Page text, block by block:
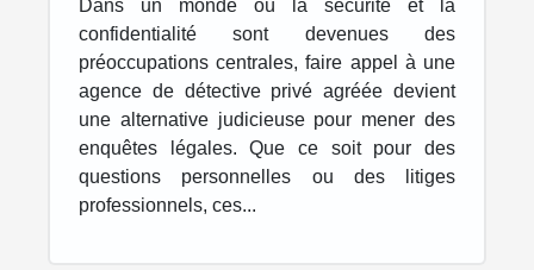
pour des enquêtes légales
Dans un monde où la sécurité et la
confidentialité sont devenues des
préoccupations centrales, faire appel à une
agence de détective privé agréée devient
une alternative judicieuse pour mener des
enquêtes légales. Que ce soit pour des
questions personnelles ou des litiges
professionnels, ces...